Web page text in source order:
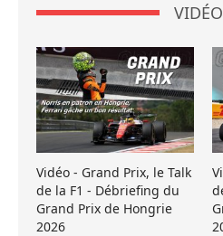
Vidéo - Grand Prix, le Talk
de la F1 - Débriefing du
Grand Prix de Hongrie
2026